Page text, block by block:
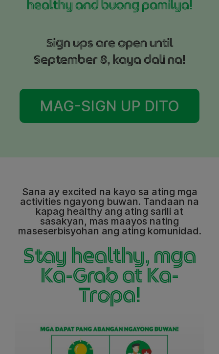
healthy and buong pamilya!
Sign ups are open until
September 8, kaya dali na!
MAG-SIGN UP DITO
Sana ay excited na kayo sa ating mga
activities ngayong buwan. Tandaan na
kapag healthy ang ating sarili at
sasakyan, mas maayos nating
maseserbisyohan ang ating komunidad.
Stay healthy, mga
Ka-Grab at Ka-
Tropa!